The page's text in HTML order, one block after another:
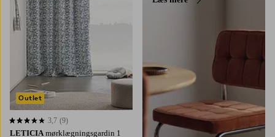
LETICIA mørklægningsgardin 1
3,7 baseret på 9 bedømmelser
3,7 (9)
Outlet